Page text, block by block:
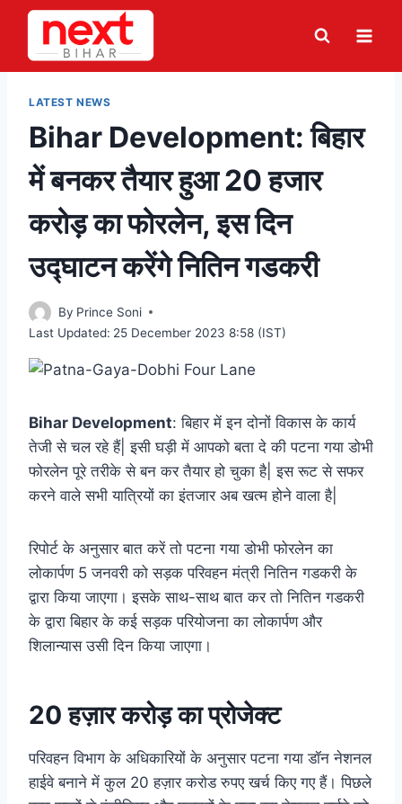
Skip
content
LATEST NEWS
Bihar Development: बिहार
में बनकर तैयार हुआ 20 हजार
करोड़ का फोरलेन, इस दिन
उद्घाटन करेंगे नितिन गडकरी
By Prince Soni
Last Updated: 25 December 2023 8:58 (IST)
Bihar Development: बिहार में इन दोनों विकास के कार्य
तेजी से चल रहे हैं| इसी घड़ी में आपको बता दे की पटना गया डोभी
फोरलेन पूरे तरीके से बन कर तैयार हो चुका है| इस रूट से सफर
करने वाले सभी यात्रियों का इंतजार अब खत्म होने वाला है|
रिपोर्ट के अनुसार बात करें तो पटना गया डोभी फोरलेन का
लोकार्पण 5 जनवरी को सड़क परिवहन मंत्री नितिन गडकरी के
द्वारा किया जाएगा। इसके साथ-साथ बात कर तो नितिन गडकरी
के द्वारा बिहार के कई सड़क परियोजना का लोकार्पण और
शिलान्यास उसी दिन किया जाएगा।
20 हज़ार करोड़ का प्रोजेक्ट
परिवहन विभाग के अधिकारियों के अनुसार पटना गया डॉन नेशनल
हाईवे बनाने में कुल 20 हज़ार करोड रुपए खर्च किए गए हैं। पिछले